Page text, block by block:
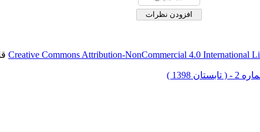
Creative Commons Attribution-NonCommercial 4.0 International